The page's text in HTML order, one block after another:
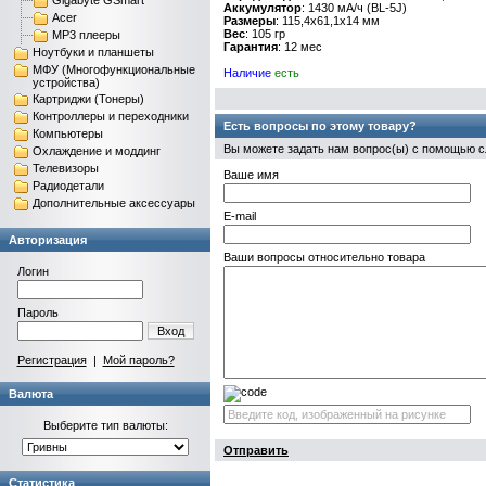
Acer
MP3 плееры
Ноутбуки и планшеты
МФУ (Многофункциональные
устройства)
Картриджи (Тонеры)
Контроллеры и переходники
Компьютеры
Охлаждение и моддинг
Телевизоры
Радиодетали
Дополнительные аксессуары
Авторизация
Логин
Пароль
Вход
Регистрация| Мой пароль?
Валюта
Выберите тип валюты:
Статистика
Аккумулятор: 1430 мА/ч (BL-5J)
Размеры: 115,4х61,1х14 мм
Вес: 105 гр
Гарантия: 12 мес
Наличие есть
Есть вопросы по этому товару?
Вы можете задать нам вопрос(ы) с помощью
Ваше имя
E-mail
Ваши вопросы относительно товара
Отправить